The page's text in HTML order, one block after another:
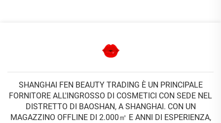
SHANGHAI FEN BEAUTY TRADING È UN PRINCIPALE
FORNITORE ALL'INGROSSO DI COSMETICI CON SEDE NEL
DISTRETTO DI BAOSHAN, A SHANGHAI. CON UN
MAGAZZINO OFFLINE DI 2.000㎡ E ANNI DI ESPERIENZA,